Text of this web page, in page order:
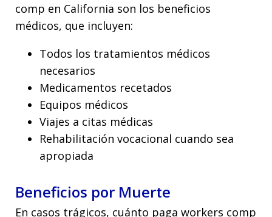
comp en California son los beneficios
médicos, que incluyen:
Todos los tratamientos médicos
necesarios
Medicamentos recetados
Equipos médicos
Viajes a citas médicas
Rehabilitación vocacional cuando sea
apropiada
Beneficios por Muerte
En casos trágicos, cuánto paga workers comp